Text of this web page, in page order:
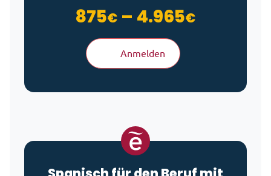
875€ – 4.965€
Anmelden